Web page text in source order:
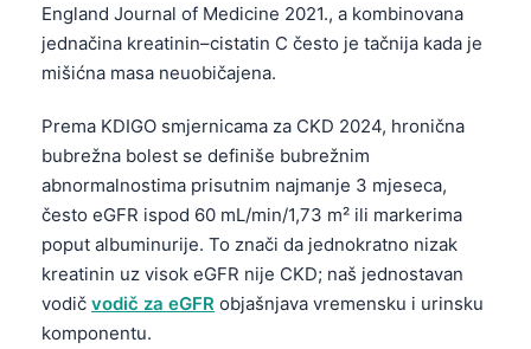
England Journal of Medicine 2021., a kombinovana
jednačina kreatinin–cistatin C često je tačnija kada je
mišićna masa neuobičajena.
Prema KDIGO smjernicama za CKD 2024, hronična
bubrežna bolest se definiše bubrežnim
abnormalnostima prisutnim najmanje 3 mjeseca,
često eGFR ispod 60 mL/min/1,73 m² ili markerima
poput albuminurije. To znači da jednokratno nizak
kreatinin uz visok eGFR nije CKD; naš jednostavan
vodič vodič za eGFR objašnjava vremensku i urinsku
komponentu.
Magyar
Shqip
اردو
मराठी
ગુજરાતી
ಕನ್ನಡ